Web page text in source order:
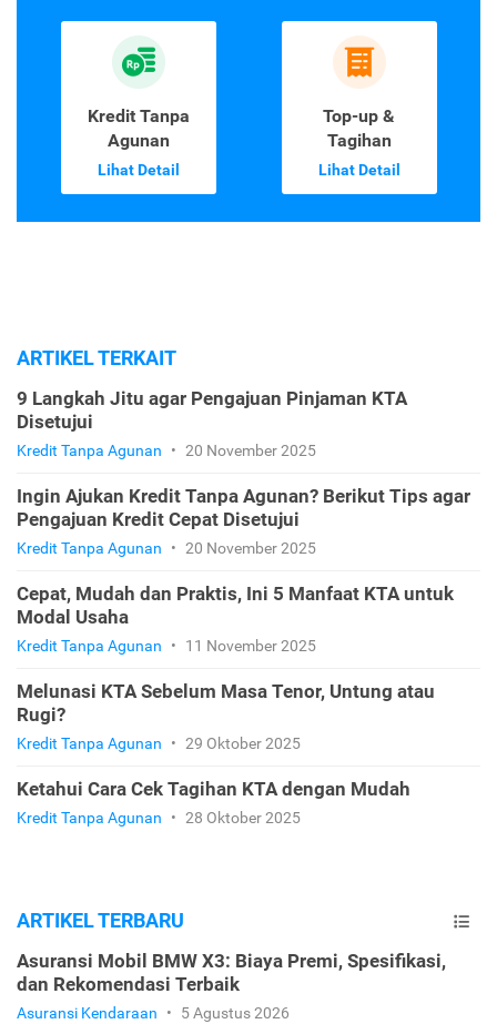
Kredit Tanpa
Agunan
Lihat Detail
Top-up &
Tagihan
Lihat Detail
ARTIKEL TERKAIT
9 Langkah Jitu agar Pengajuan Pinjaman KTA
Disetujui
Kredit Tanpa Agunan • 20 November 2025
Ingin Ajukan Kredit Tanpa Agunan? Berikut Tips agar
Pengajuan Kredit Cepat Disetujui
Kredit Tanpa Agunan • 20 November 2025
Cepat, Mudah dan Praktis, Ini 5 Manfaat KTA untuk
Modal Usaha
Kredit Tanpa Agunan • 11 November 2025
Melunasi KTA Sebelum Masa Tenor, Untung atau
Rugi?
Kredit Tanpa Agunan • 29 Oktober 2025
Ketahui Cara Cek Tagihan KTA dengan Mudah
Kredit Tanpa Agunan • 28 Oktober 2025
ARTIKEL TERBARU
Asuransi Mobil BMW X3: Biaya Premi, Spesifikasi,
dan Rekomendasi Terbaik
Asuransi Kendaraan • 5 Agustus 2026